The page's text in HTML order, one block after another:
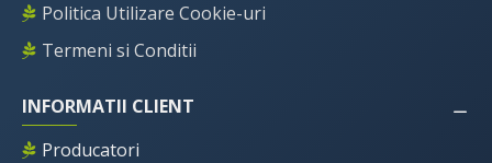
Politica Utilizare Cookie-uri
Termeni si Conditii
INFORMATII CLIENT
Producatori